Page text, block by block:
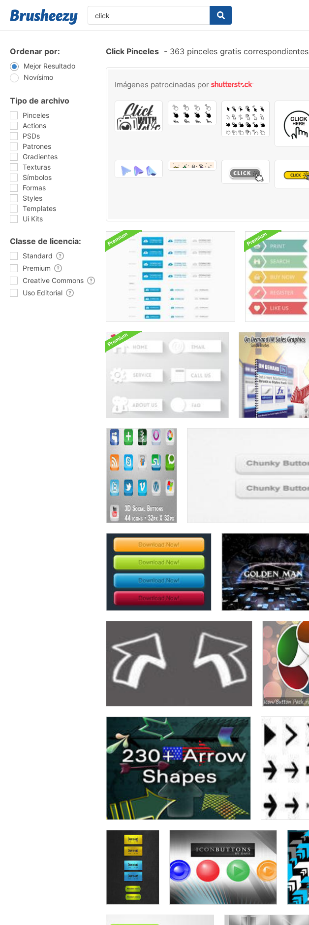
Ordenar por:
Mejor Resultado
Novísimo
Tipo de archivo
Pinceles
Actions
PSDs
Patrones
Gradientes
Texturas
Símbolos
Formas
Styles
Templates
Ui Kits
Classe de licencia:
Standard
Premium
Creative Commons
Uso Editorial
Click Pinceles - 363 pinceles gratis correspondientes
Imágenes patrocinadas por